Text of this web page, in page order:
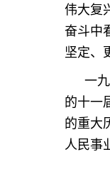
伟大复
奋斗中
坚定、
一
的十一
的重大
人民事